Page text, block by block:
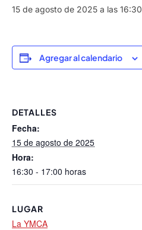
15 de agosto de 2025 a las 16:30
Agregar al calendario
DETALLES
Fecha:
15 de agosto de 2025
Hora:
16:30 - 17:00 horas
LUGAR
La YMCA